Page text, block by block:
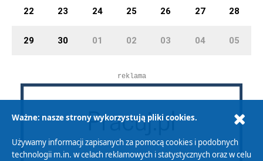
22 23 24 25 26 27 28
29 30 01 02 03 04 05
reklama
Ważne: nasze strony wykorzystują pliki cookies.
Używamy informacji zapisanych za pomocą cookies i podobnych
technologii m.in. w celach reklamowych i statystycznych oraz w celu